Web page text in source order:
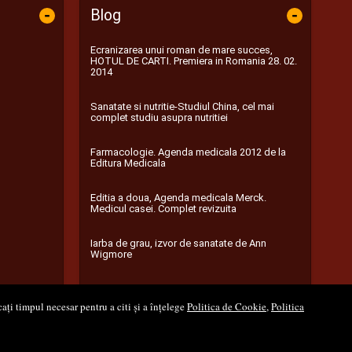
timpul necesar pentru a citi și a înțelegePolitica de Cookie,Politica
- Blog -
Ecranizarea unui roman de mare succes,
HOTUL DE CARTI. Premiera in Romania 28. 02.
2014
Sanatate si nutritie-Studiul China, cel mai
complet studiu asupra nutritiei
Farmacologie. Agenda medicala 2012 de la
Editura Medicala
Editia a doua, Agenda medicala Merck.
Medicul casei. Complet revizuita
Iarba de grau, izvor de sanatate de Ann
Wigmore
...toate știrile